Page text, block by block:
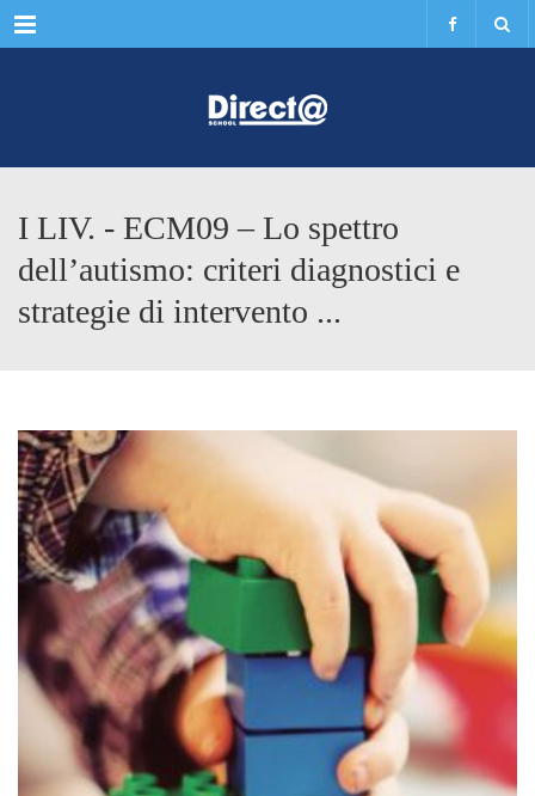
Menu
I LIV. - ECM09 – Lo spettro
dell’autismo: criteri diagnostici e
strategie di intervento ...